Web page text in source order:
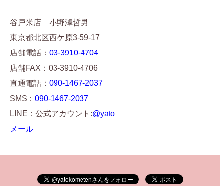
谷戸米店 小野澤哲男
東京都北区西ケ原3-59-17
店舗電話： 03-3910-4704
店舗FAX：03-3910-4706
直通電話： 090-1467-2037
SMS： 090-1467-2037
LINE：公式アカウント:@yato
メール